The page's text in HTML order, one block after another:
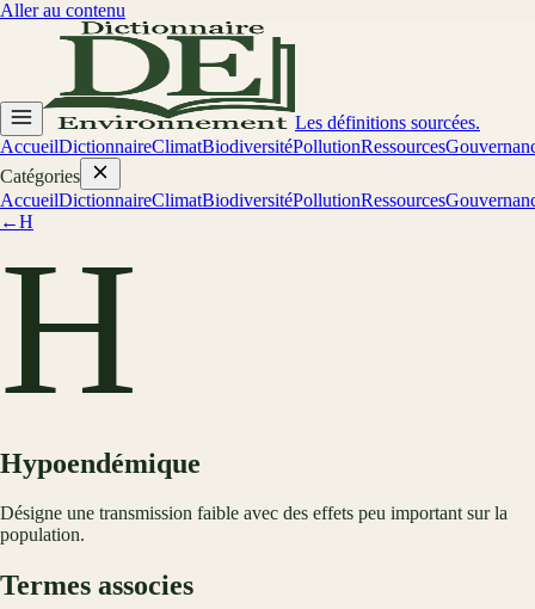
Aller au contenu
Les définitions sourcées.
AccueilDictionnaireClimatBiodiversitéPollutionRessources
Catégories
AccueilDictionnaireClimatBiodiversitéPollutionRessources
←H
H
Hypoendémique
Désigne une transmission faible avec des effets peu important sur la
population.
Termes associes